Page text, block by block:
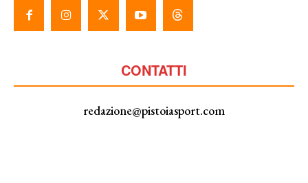
CONTATTI
redazione@pistoiasport.com